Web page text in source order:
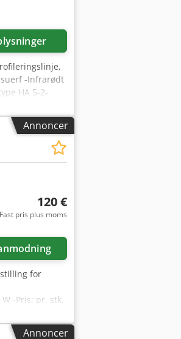
-Infrarødt
HA 5-2-
Annoncer
120 €
Fast pris plus moms
for
-Pris: pr. stk.
Annoncer